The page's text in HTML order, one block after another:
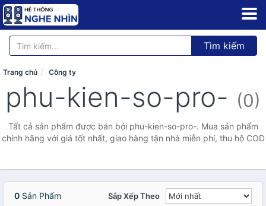
Tìm kiếm
Trang chủ Công ty
phu-kien-so-pro- (0)
Tất cả sản phẩm được bán bởi phu-kien-so-pro-. Mua sản phẩm
chính hãng với giá tốt nhất, giao hàng tận nhà miễn phí, thu hộ COD
0 Sản Phẩm Sắp Xếp Theo